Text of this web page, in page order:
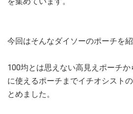
今回はそんなダイソーのポーチを紹
100均とは思えない高見えポーチ
に使えるポーチまでイチオシスト
とめました。